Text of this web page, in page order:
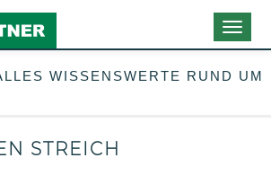
WISSENSWERTE RUND UM
STREICH